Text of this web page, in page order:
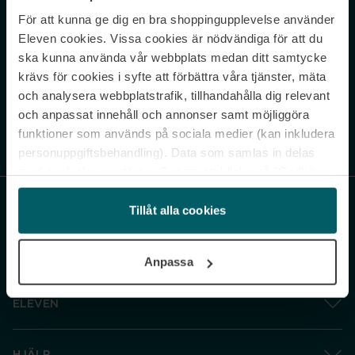
För att kunna ge dig en bra shoppingupplevelse använder
Eleven cookies. Vissa cookies är nödvändiga för att du
ska kunna använda vår webbplats medan ditt samtycke
krävs för cookies i syfte att förbättra våra tjänster, mäta
och analysera webbplatstrafik, tillhandahålla dig relevant
och anpassat innehåll och annonser samt möjliggöra
funktioner som används på sociala medier (kan inkludera
personuppgiftsbehandling). Data som samlas in delas
och gå vidare” accepterar du samtliga cookies medan du
under ”Inställningar” kan anpassa användningen av
cookies. Du kan återkalla ditt samtycke när som helst.
Tillåt alla cookies
Anpassa
Never miss a beat.
Sign up to our newsletter.
Genom att prenumerera accepterar du vår Integritetspolicy. Avprenumerera
ELEVEN